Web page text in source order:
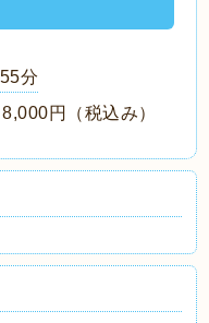
分
円（税込み）